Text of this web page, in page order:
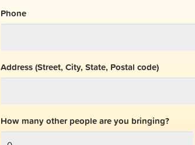
Phone
Address (Street, City, State, Postal code)
How many other people are you bringing?